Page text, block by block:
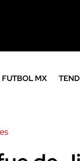
FUTBOL MX